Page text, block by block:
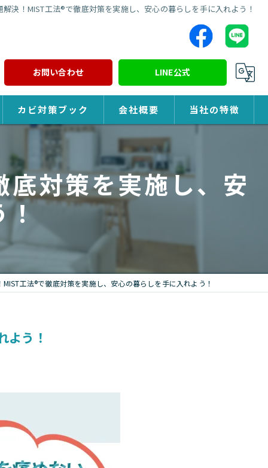
決！MIST工法®で徹底対策を実施し、安心の暮らしを手に入れよう！
お問い合わせ LINE公式
カビ対策ブック 会社概要 当社の特徴
除カビ
対策を実施し、安
！
工法®で徹底対策を実施し、安心の暮らしを手に入れよう！
よう！